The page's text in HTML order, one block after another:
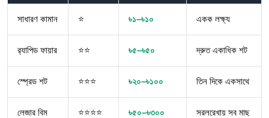
সাধারণ কামান ⭐ ৳১–৳১০ একক লক্ষ্য
র‍্যাপিড ফায়ার ⭐⭐ ৳৫–৳৫০ দ্রুত একাধিক শট
স্প্রেড শট ⭐⭐⭐ ৳২০–৳১০০ তিন দিকে একসাথে
লেজার বিম ⭐⭐⭐⭐ ৳৫০–৳৩০০ সরলরেখায় সব মাছ